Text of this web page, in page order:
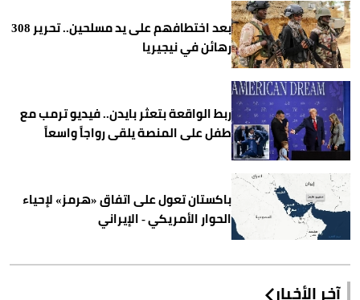
بعد اختطافهم على يد مسلحين.. تحرير 308
رهائن في نيجيريا
ربط الواقعة بتعثر بايدن.. فيديو ترمب مع
طفل على المنصة يلقى رواجاً واسعاً
باكستان تعول على اتفاق «هرمز» لإحياء
الحوار الأمريكي - الإيراني
آخر الأخبار